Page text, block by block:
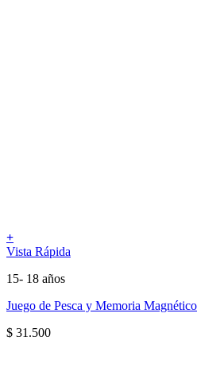
+
Vista Rápida
15- 18 años
Juego de Pesca y Memoria Magnético
$ 31.500